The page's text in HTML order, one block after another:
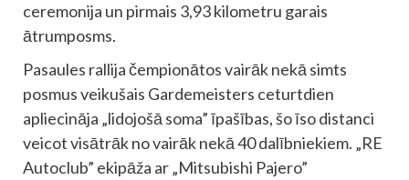
ceremonija un pirmais 3,93 kilometru garais
ātrumposms.
Pasaules rallija čempionātos vairāk nekā simts
posmus veikušais Gardemeisters ceturtdien
apliecināja „lidojošā soma” īpašības, šo īso distanci
veicot visātrāk no vairāk nekā 40 dalībniekiem. „RE
Autoclub” ekipāža ar „Mitsubishi Pajero”